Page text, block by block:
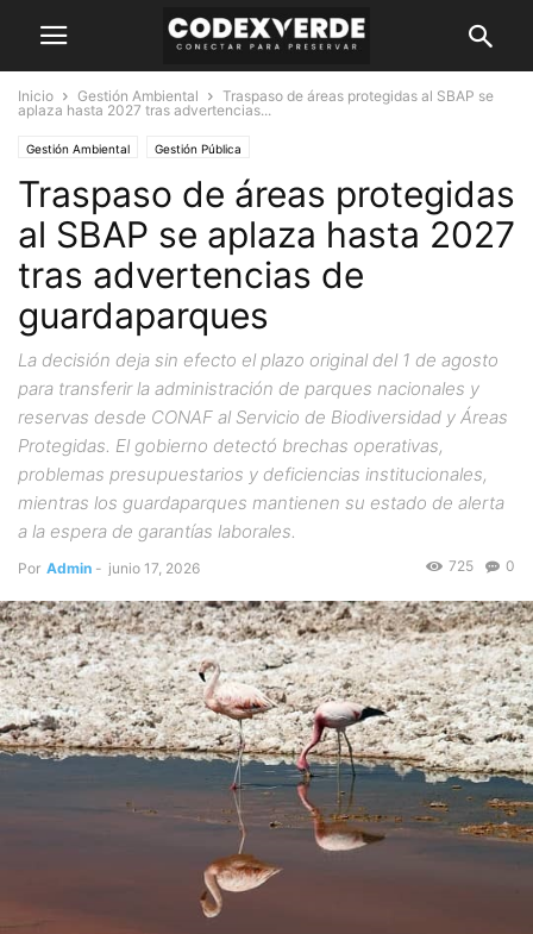
Inicio Gestión Ambiental
Traspaso de áreas protegidas al SBAP se
aplaza hasta 2027 tras advertencias...
Gestión Ambiental Gestión Pública
Traspaso de áreas protegidas
al SBAP se aplaza hasta 2027
tras advertencias de
guardaparques
La decisión deja sin efecto el plazo original del 1 de agosto
para transferir la administración de parques nacionales y
reservas desde CONAF al Servicio de Biodiversidad y Áreas
Protegidas. El gobierno detectó brechas operativas,
problemas presupuestarios y deficiencias institucionales,
mientras los guardaparques mantienen su estado de alerta
a la espera de garantías laborales.
Por Admin - junio 17, 2026 0
725